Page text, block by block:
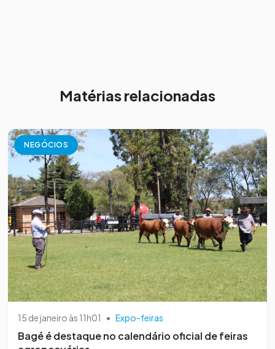
Matérias relacionadas
NEGÓCIOS
15 de janeiro às 11h01 • Expo-feiras
Bagé é destaque no calendário oficial de feiras